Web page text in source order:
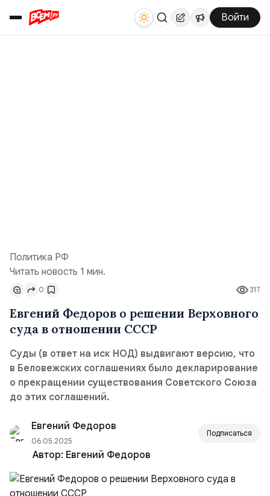
Войти
Политика РФ
Читать новость 1 мин.
317
0
Евгений Федоров о решении Верховного
суда в отношении СССР
Суды (в ответ на иск НОД) выдвигают версию, что
в Беловежских соглашениях было декларирование
о прекращении существования Советского Союза
до этих соглашений.
Евгений Федоров
06.05.2025
Подписаться
Автор: Евгений Федоров